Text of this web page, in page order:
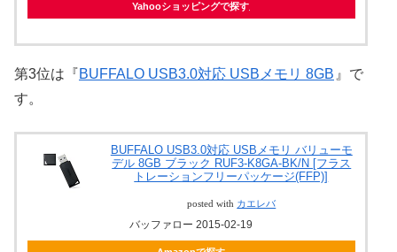
Yahooショッピングで探す
第3位は『 BUFFALO USB3.0対応 USBメモリ 8GB 』で
す。
BUFFALO USB3.0対応 USBメモリ バリューモ
デル 8GB ブラック RUF3-K8GA-BK/N [フラス
トレーションフリーパッケージ(FFP)]
posted with カエレバ
バッファロー 2015-02-19